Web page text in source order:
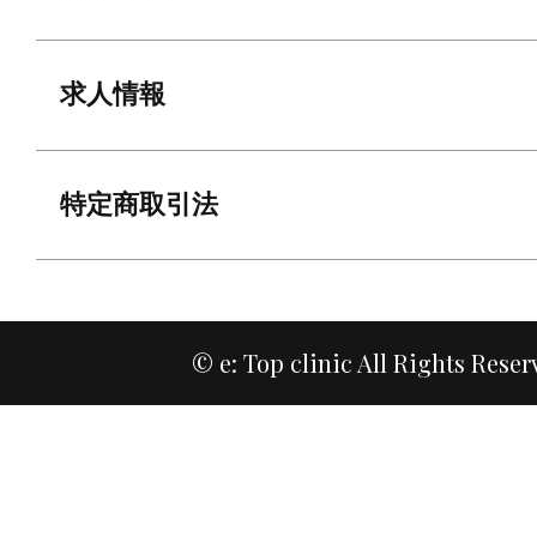
求人情報
特定商取引法
© e: Top clinic All Rights